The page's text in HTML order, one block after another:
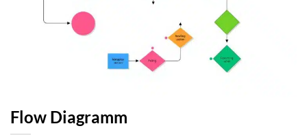
Flow Diagramm